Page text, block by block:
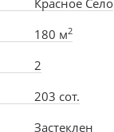
180 м2
2
203 сот.
Застеклен